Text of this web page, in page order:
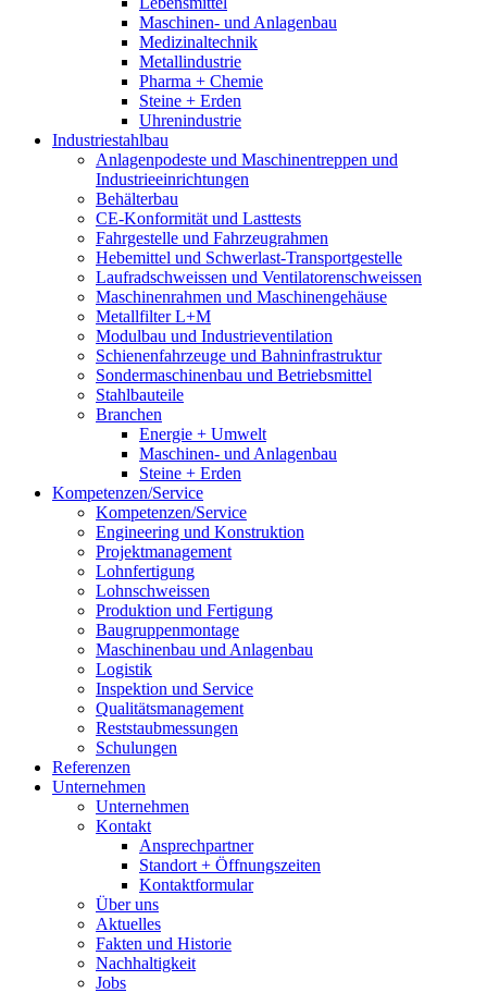
Maschinen- und Anlagenbau
Medizinaltechnik
Metallindustrie
Pharma + Chemie
Steine + Erden
Uhrenindustrie
Industriestahlbau
Anlagenpodeste und Maschinentreppen und
Industrieeinrichtungen
Behälterbau
CE-Konformität und Lasttests
Fahrgestelle und Fahrzeugrahmen
Hebemittel und Schwerlast-Transportgestelle
Laufradschweissen und Ventilatorenschweissen
Maschinenrahmen und Maschinengehäuse
Metallfilter L+M
Modulbau und Industrieventilation
Schienenfahrzeuge und Bahninfrastruktur
Sondermaschinenbau und Betriebsmittel
Stahlbauteile
Branchen
Energie + Umwelt
Maschinen- und Anlagenbau
Steine + Erden
Kompetenzen/Service
Kompetenzen/Service
Engineering und Konstruktion
Projektmanagement
Lohnfertigung
Lohnschweissen
Produktion und Fertigung
Baugruppenmontage
Maschinenbau und Anlagenbau
Logistik
Inspektion und Service
Qualitätsmanagement
Reststaubmessungen
Schulungen
Referenzen
Unternehmen
Unternehmen
Kontakt
Ansprechpartner
Standort + Öffnungszeiten
Kontaktformular
Über uns
Aktuelles
Fakten und Historie
Nachhaltigkeit
Jobs